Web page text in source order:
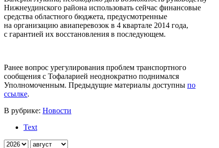
Нижнеудинского района использовать сейчас финансовые
средства областного бюджета, предусмотренные
на организацию авиаперевозок в 4 квартале 2014 года,
с гарантией их восстановления в последующем.
Ранее вопрос урегулирования проблем транспортного
сообщения с Тофаларией неоднократно поднимался
Уполномоченным. Предыдущие материалы доступны по
ссылке.
В рубрике: Новости
Text